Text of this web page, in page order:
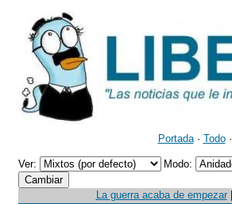
Portada· Todo·
Ver: Modo:
La guerra acaba de empezar|